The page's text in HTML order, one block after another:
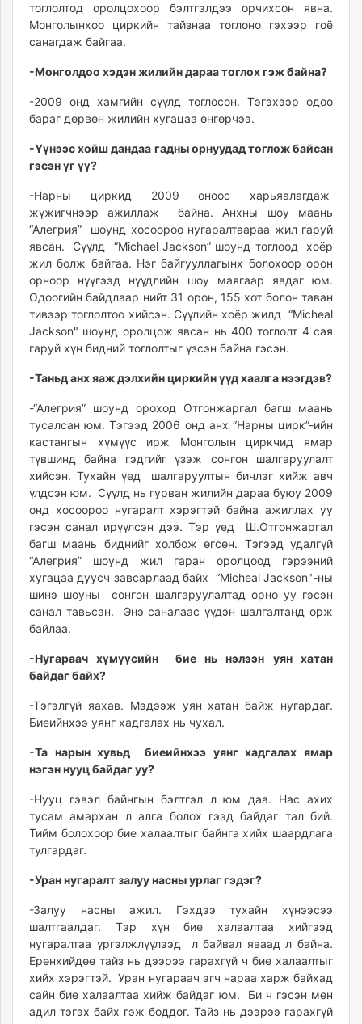
тоглолтод оролцохоор бэлтгэлдээ орчихсон явна.
Монголынхоо циркийн тайзнаа тоглоно гэхээр гоё
санагдаж байгаа.
-Монголдоо хэдэн жилийн дараа тоглох гэж байна?
-2009 онд хамгийн сүүлд тоглосон. Тэгэхээр одоо
бараг дөрвөн жилийн хугацаа өнгөрчээ.
-Үүнээс хойш дандаа гадны орнуудад тоглож байсан
гэсэн үг үү?
-Нарны циркид 2009 оноос харьяалагдаж
жүжигчнээр ажиллаж байна. Анхны шоу маань
“Алегрия” шоунд хосоороо нугаралтаараа жил гаруй
явсан. Сүүлд “Michael Jackson” шоунд тоглоод хоёр
жил болж байгаа. Нэг байгууллагынх болохоор орон
орноор нүүгээд нүүдлийн шоу маягаар явдаг юм.
Одоогийн байдлаар нийт 31 орон, 155 хот болон таван
тивээр тоглолтоо хийсэн. Сүүлийн хоёр жилд “Micheal
Jackson" шоунд оролцож явсан нь 400 тоглолт 4 сая
гаруй хүн бидний тоглолтыг үзсэн байна гэсэн.
-Таньд анх яаж дэлхийн циркийн үүд хаалга нээгдэв?
-“Алегрия” шоунд ороход Отгонжаргал багш маань
тусалсан юм. Тэгээд 2006 онд анх “Нарны цирк”-ийн
кастангын хүмүүс ирж Монголын циркчид ямар
түвшинд байна гэдгийг үзэж сонгон шалгаруулалт
хийсэн. Тухайн үед шалгаруултын бичлэг хийж авч
үлдсэн юм. Сүүлд нь гурван жилийн дараа буюу 2009
онд хосоороо нугаралт хэрэгтэй байна ажиллах уу
гэсэн санал ирүүлсэн дээ. Тэр үед Ш.Отгонжаргал
багш маань биднийг холбож өгсөн. Тэгээд удалгүй
“Алегрия” шоунд жил гаран оролцоод гэрээний
хугацаа дуусч завсарлаад байх “Micheal Jackson"-ны
шинэ шоуны сонгон шалгаруулалтад орно уу гэсэн
санал тавьсан. Энэ саналаас үүдэн шалгалтанд орж
байлаа.
-Нугараач хүмүүсийн бие нь нэлээн уян хатан
байдаг байх?
-Тэгэлгүй яахав. Мэдээж уян хатан байж нугардаг.
Биеийнхээ уянг хадгалах нь чухал.
-Та нарын хувьд биеийнхээ уянг хадгалах ямар
нэгэн нууц байдаг уу?
-Нууц гэвэл байнгын бэлтгэл л юм даа. Нас ахих
тусам амархан л алга болох гээд байдаг тал бий.
Тийм болохоор бие халаалтыг байнга хийх шаардлага
тулгардаг.
-Уран нугаралт залуу насны урлаг гэдэг?
-Залуу насны ажил. Гэхдээ тухайн хүнээсээ
шалтгаалдаг. Тэр хүн бие халаалтаа хийгээд
нугаралтаа үргэлжлүүлээд л байвал яваад л байна.
Ерөнхийдөө тайз нь дээрээ гарахгүй ч бие халаалтыг
хийх хэрэгтэй. Уран нугараач эгч нараа харж байхад
сайн бие халаалтаа хийж байдаг юм. Би ч гэсэн мөн
адил тэгэх байх гэж боддог. Тайз нь дээрээ гарахгүй